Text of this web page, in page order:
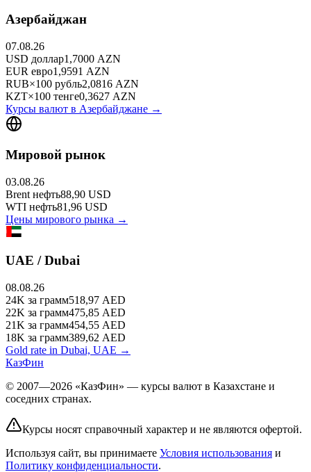
Азербайджан
07.08.26
USD доллар1,7000 AZN
EUR евро1,9591 AZN
RUB×100 рубль2,0816 AZN
KZT×100 тенге0,3627 AZN
Курсы валют в Азербайджане →
Мировой рынок
03.08.26
Brent нефть88,90 USD
WTI нефть81,96 USD
Цены мирового рынка →
UAE / Dubai
08.08.26
24K за грамм518,97 AED
22K за грамм475,85 AED
21K за грамм454,55 AED
18K за грамм389,62 AED
Gold rate in Dubai, UAE →
КазФин
© 2007—2026 «КазФин» — курсы валют в Казахстане и
соседних странах.
Курсы носят справочный характер и не являются офертой.
Используя сайт, вы принимаете Условия использования и
Политику конфиденциальности.